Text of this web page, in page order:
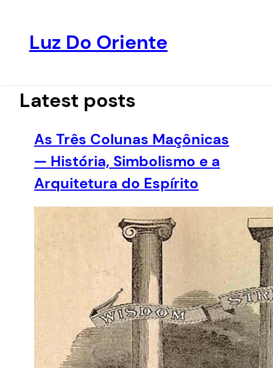
conteúdo
Luz Do Oriente
Latest posts
As Três Colunas Maçônicas
— História, Simbolismo e a
Arquitetura do Espírito